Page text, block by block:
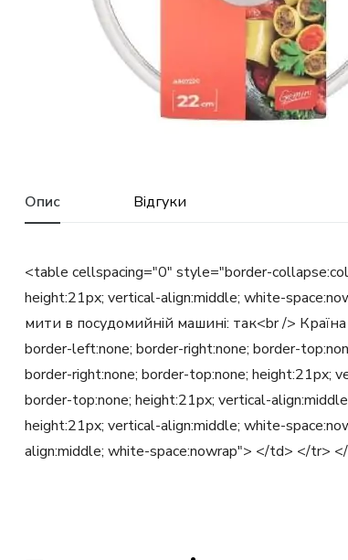
Опис Відгуки
<table cellspacing="0" style="border-
height:21px; vertical-align:middle; white-
мити в посудомийній машині: так<br />
border-left:none; border-right:none; border-
border-right:none; border-top:none;
border-top:none; height:21px; vertical-
height:21px; vertical-align:middle; white-
align:middle; white-space:nowrap"> </td> </tr>